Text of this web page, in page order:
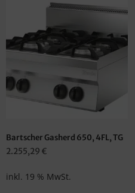
Bartscher Gasherd 650, 4FL, TG
2.255,29 €
inkl. 19 % MwSt.